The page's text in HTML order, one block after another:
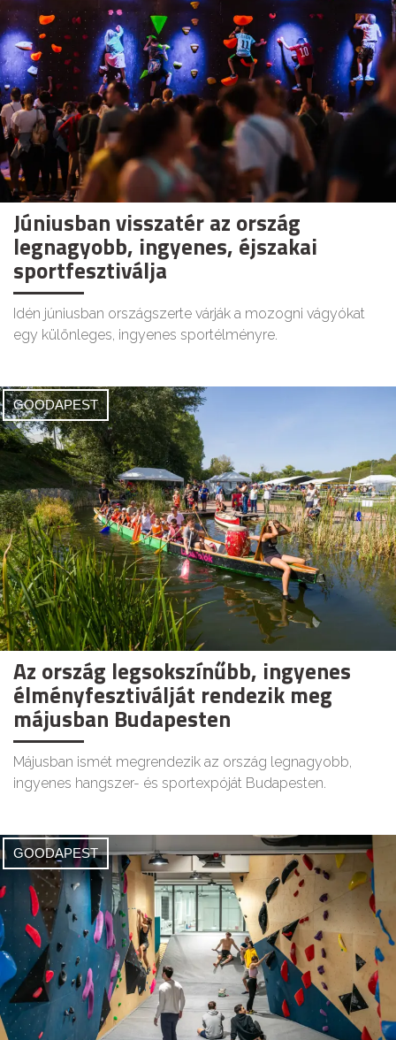
Júniusban visszatér az ország
legnagyobb, ingyenes, éjszakai
sportfesztiválja
Idén júniusban országszerte várják a mozogni vágyókat
egy különleges, ingyenes sportélményre.
GOODAPEST
Az ország legsokszínűbb, ingyenes
élményfesztiválját rendezik meg
májusban Budapesten
Májusban ismét megrendezik az ország legnagyobb,
ingyenes hangszer- és sportexpóját Budapesten.
GOODAPEST